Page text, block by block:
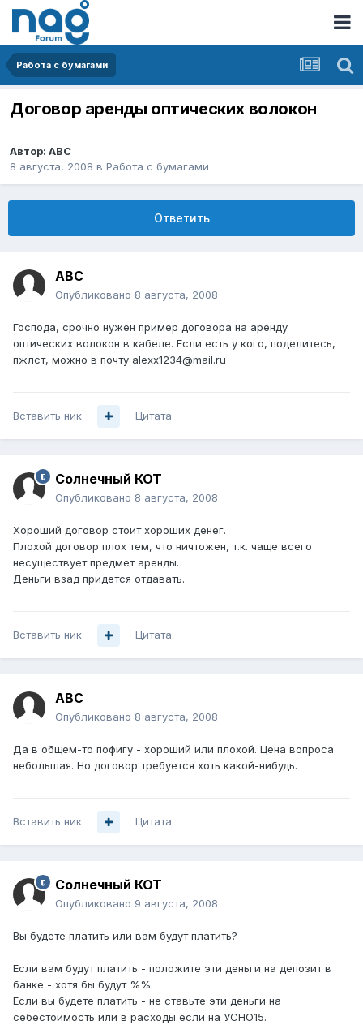
Работа с бумагами
Договор аренды оптических волокон
Автор: АВС
8 августа, 2008 в Работа с бумагами
Ответить
АВС
Опубликовано 8 августа, 2008
Господа, срочно нужен пример договора на аренду
оптических волокон в кабеле. Если есть у кого, поделитесь,
пжлст, можно в почту alexx1234@mail.ru
Вставить ник Цитата
Солнечный КОТ
Опубликовано 8 августа, 2008
Хороший договор стоит хороших денег.
Плохой договор плох тем, что ничтожен, т.к. чаще всего
несуществует предмет аренды.
Деньги взад придется отдавать.
Вставить ник Цитата
АВС
Опубликовано 8 августа, 2008
Да в общем-то пофигу - хороший или плохой. Цена вопроса
небольшая. Но договор требуется хоть какой-нибудь.
Вставить ник Цитата
Солнечный КОТ
Опубликовано 9 августа, 2008
Вы будете платить или вам будут платить?
Если вам будут платить - положите эти деньги на депозит в
банке - хотя бы будут %%.
Если вы будете платить - не ставьте эти деньги на
себестоимость или в расходы если на УСНО15.